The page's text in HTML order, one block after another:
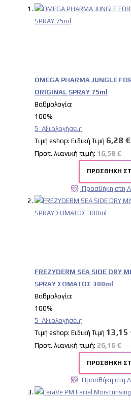
OMEGA PHARMA JUNGLE
ORIGINAL SPRAY 75ml
Βαθμολογία:
100%
5 Αξιολογήσεις
Tιμή eshop: Ειδική Τιμή 6,28 €
Προτ. λιανική τιμή: 16,58 €
ΠΡΟΣΘΉΚΗ
Προσθήκη στη
FREZYDERM SEA SIDE DRY
SPRAY ΣΩΜΑΤΟΣ 300ml
Βαθμολογία:
100%
5 Αξιολογήσεις
Tιμή eshop: Ειδική Τιμή 13,15
Προτ. λιανική τιμή: 26,16 €
ΠΡΟΣΘΉΚΗ
Προσθήκη στη